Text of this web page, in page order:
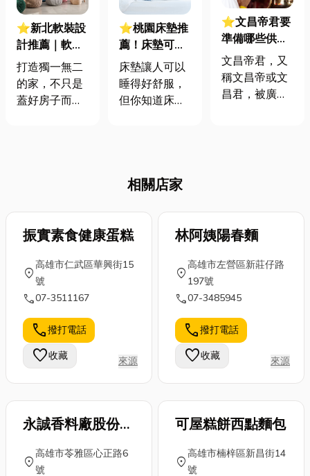
⭐新北軟裝設
計推薦｜軟裝
設計vs.室內設
計，差在哪？
3分鐘帶你了
打造獨一無二
的家，不只是
蓋好房子而
們熟悉的室內
設計又有什麼
你也嚮往一個
充滿個人風格
的居家空間，
那這篇文章絕
對能給你靈
感！文末小編
也會分享新北
軟裝設計推薦
公司...
⭐桃園床墊推
薦！床墊可以
用多久？怎麼
清潔？床墊指
南都在這！
床墊讓人可以
睡得好舒服，
但你知道床墊
別擔心！小編
另外，還要告
訴你桃園有哪
床墊推薦🤩這
好床墊，有時
候還有超值桃
喔！想換床墊
的你千萬別錯
過！ ...
⭐文昌帝君要
準備哪些供
品？拜文昌帝
君常見的10大
供品！特搜北
文昌帝君，又
稱文昌帝或文
昌君，被廣泛
在科舉制度盛
行的時代，文
昌帝君被認為
能夠保佑讀書
學業有成。因
季節，考生們
除了全力投入
考試準備之
相關店家
振實素食健康蛋糕
location_on
高雄市仁武區華興街15
號
call07-3511167
call撥打電話
favorite收藏 來源
林阿姨陽春麵
location_on
高雄市左營區新莊仔路
197號
call07-3485945
call撥打電話
favorite收藏 來源
永誠香料廠股份有
限公司
location_on
高雄市苓雅區心正路6
號
可屋糕餅西點麵包
location_on
高雄市楠梓區新昌街14
號